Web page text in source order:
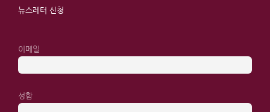
뉴스레터 신청
이메일
성함